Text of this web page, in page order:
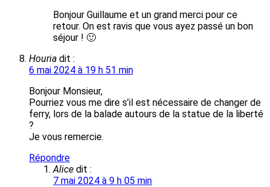
Bonjour Guillaume et un grand merci pour ce
retour. On est ravis que vous ayez passé un bon
séjour ! 🙂
Houria dit :
6 mai 2024 à 19 h 51 min
Bonjour Monsieur,
Pourriez vous me dire s’il est nécessaire de changer de
ferry, lors de la balade autours de la statue de la liberté
?
Je vous remercie.
Répondre
Alice dit :
7 mai 2024 à 9 h 05 min